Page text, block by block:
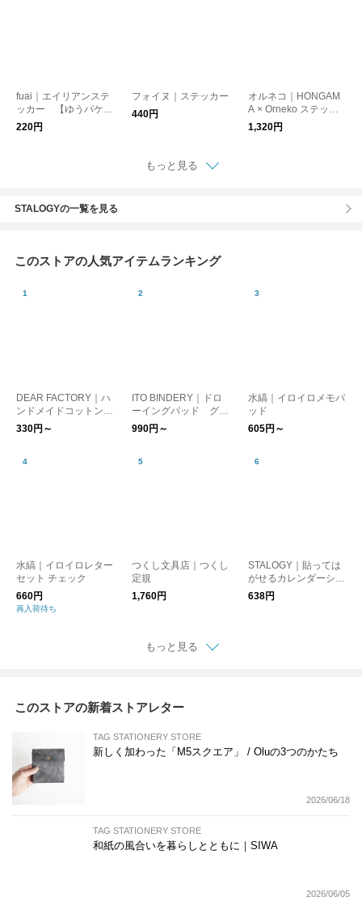
fuai｜エイリアンステ
ッカー 【ゆうパケッ
ト対応】
220円
フォイヌ｜ステッカー
440円
オルネコ｜HONGAM
A × Orneko ステッカ
ー（6枚セット）
1,320円
もっと見る
STALOGYの一覧を見る
このストアの人気アイテムランキング
DEAR FACTORY｜ハ
ンドメイドコットンペ
ーパー ラウンドカー
330円～
ITO BINDERY｜ドロ
ーイングパッド グレ
ー
990円～
水縞｜イロイロメモパ
ッド
605円～
水縞｜イロイロレター
セット チェック
660円
再入荷待ち
つくし文具店｜つくし
定規
1,760円
STALOGY｜貼っては
がせるカレンダーシー
ル S 週間カレンダー
638円
もっと見る
このストアの新着ストアレター
TAG STATIONERY STORE
新しく加わった「M5スクエア」 / Oluの3つのかたち
2026/06/18
TAG STATIONERY STORE
和紙の風合いを暮らしとともに｜SIWA
2026/06/05